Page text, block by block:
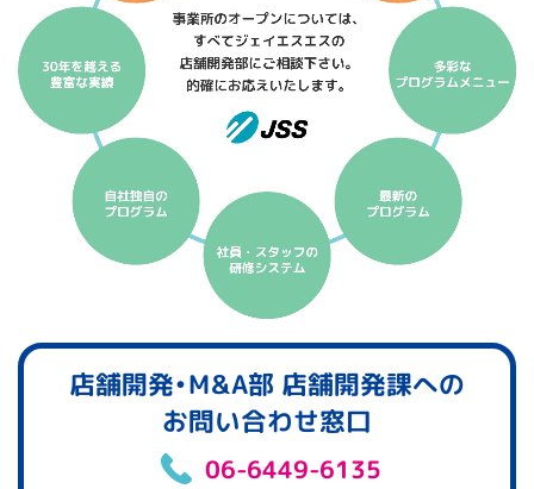
店舗開発•M&A部 店舗開発課への
お問い合わせ窓口
06-6449-6135